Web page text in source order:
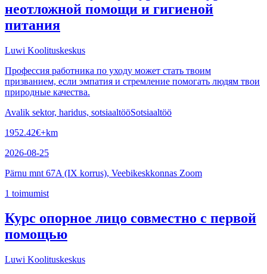
неотложной помощи и гигиеной
питания
Luwi Koolituskeskus
Профессия работника по уходу может стать твоим
призванием, если эмпатия и стремление помогать людям твои
природные качества.
Avalik sektor, haridus, sotsiaaltööSotsiaaltöö
1952.42€+km
2026-08-25
Pärnu mnt 67A (IX korrus), Veebikeskkonnas Zoom
1 toimumist
Курс опорное лицо совместно с первой
помощью
Luwi Koolituskeskus